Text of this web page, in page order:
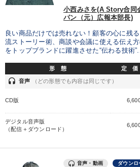
小西みさを(A Story合
パン（元）広報本部長)
良い商品だけでは売れない！顧客の心に残
流ストーリー術、商談や会議に使える伝え
をトップブランドに躍進させた“伝わる技術
形 態 定 価
headset 音声 （どの形態でも内容は同じです）
CD版
デジタル音声版
（配信＋ダウンロード）
音声・動画 ダウンロ